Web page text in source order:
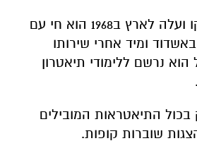
אלברט נולד במרוקו ועלה לארץ ב1968 הוא חי עם
ומיד אחרי שירותו
נרשם ללימודי תיאטרון
התיאטראות המובילים
שוברות קופות.